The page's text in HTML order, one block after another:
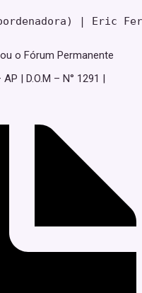
| Eric
o Fórum Permanente
| D.O.M – N° 1291 |